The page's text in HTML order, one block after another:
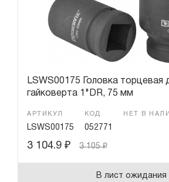
LSWS00175 Головка торцевая
гайковерта 1"DR, 75 мм
АРТИКУЛ
LSWS00175
КОД
052771
НЕТ В
3 104.9 ₽ 3 105₽
В лист ожидания